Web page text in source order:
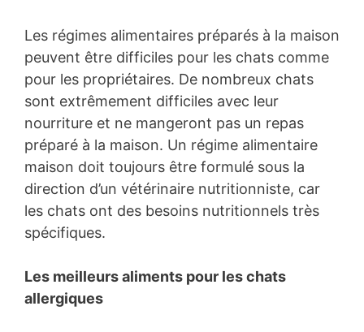
Les régimes alimentaires préparés à la maison
peuvent être difficiles pour les chats comme
pour les propriétaires. De nombreux chats
sont extrêmement difficiles avec leur
nourriture et ne mangeront pas un repas
préparé à la maison. Un régime alimentaire
maison doit toujours être formulé sous la
direction d’un vétérinaire nutritionniste, car
les chats ont des besoins nutritionnels très
spécifiques.
Les meilleurs aliments pour les chats
allergiques